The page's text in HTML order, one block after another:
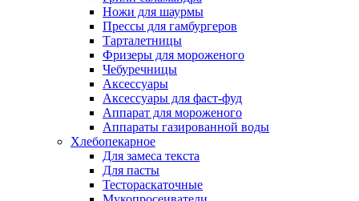
Ножи для шаурмы
Прессы для гамбургеров
Тарталетницы
Фризеры для мороженого
Чебуречницы
Аксессуары
Аксессуары для фаст-фуд
Аппарат для мороженого
Аппараты газированной воды
Хлебопекарное
Для замеса текста
Для пасты
Тестораскаточные